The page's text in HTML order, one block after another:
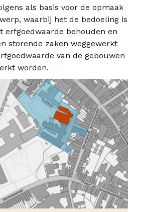
als basis voor de opmaak
waarbij het de bedoeling is
erfgoedwaarde behouden en
storende zaken weggewerkt
van de gebouwen
worden.